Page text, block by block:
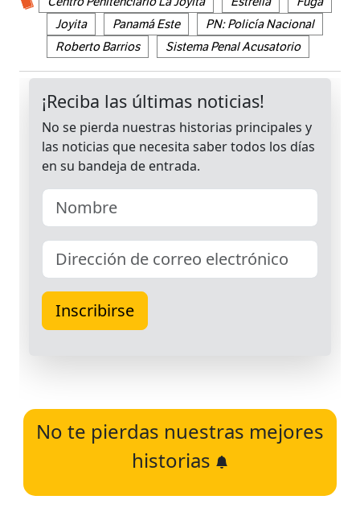
Joyita
Panamá Este
PN: Policía Nacional
Roberto Barrios
Sistema Penal Acusatorio
No te pierdas nuestras mejores
historias